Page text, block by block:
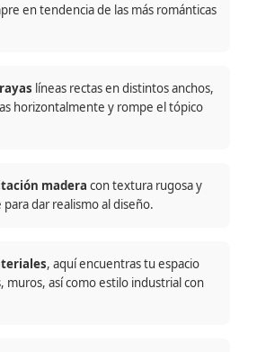
en tendencia de las más románticas
líneas rectas en distintos anchos,
horizontalmente y rompe el tópico
madera con textura rugosa y
dar realismo al diseño.
, aquí encuentras tu espacio
muros, así como estilo industrial con